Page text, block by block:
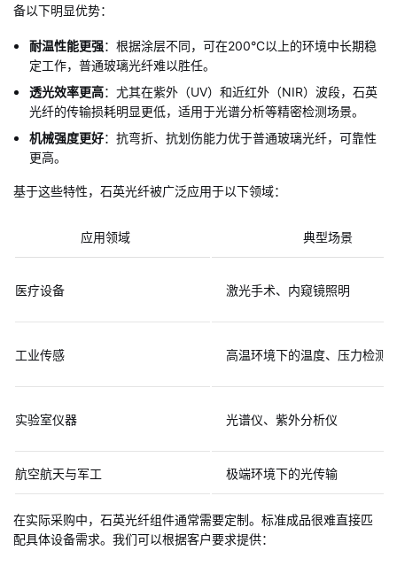
备以下明显优势：
耐温性能更强：根据涂层不同，可在200°C以上的环境中长期稳
定工作，普通玻璃光纤难以胜任。
透光效率更高：尤其在紫外（UV）和近红外（NIR）波段，石英
光纤的传输损耗明显更低，适用于光谱分析等精密检测场景。
机械强度更好：抗弯折、抗划伤能力优于普通玻璃光纤，可靠性
更高。
基于这些特性，石英光纤被广泛应用于以下领域：
应用领域 典型场景
医疗设备 激光手术、内窥镜照明
工业传感 高温环境下的温度、压力检测
实验室仪器 光谱仪、紫外分析仪
航空航天与军工 极端环境下的光传输
在实际采购中，石英光纤组件通常需要定制。标准成品很难直接匹
配具体设备需求。我们可以根据客户要求提供：